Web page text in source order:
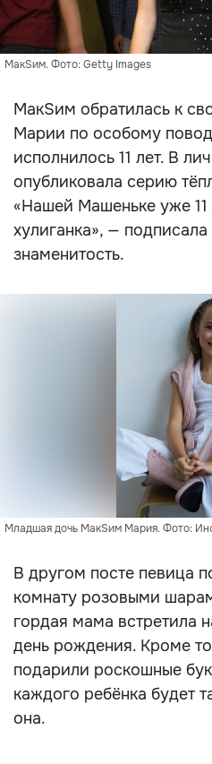
МакSим. Фото: Getty Images
МакSим обратилась к
Марии по особому
исполнилось 11 лет. В
опубликовала серию
«Нашей Машеньке уже
хулиганка», —
знаменитость.
Младшая дочь МакSим Мария. Фото:
В другом посте певица
комнату розовыми
гордая мама встретила
день рождения. Кроме
подарили роскошные
каждого ребёнка будет
она.